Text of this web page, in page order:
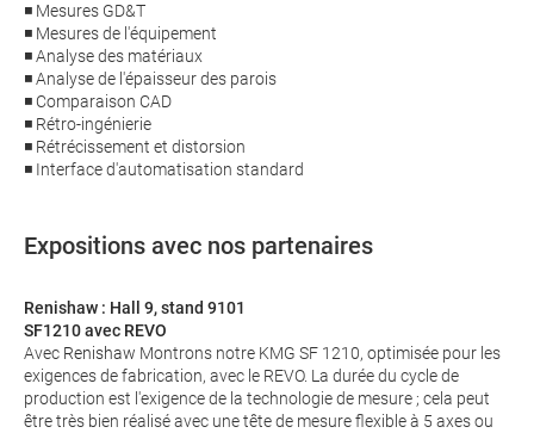
◾ Mesures GD&T
◾ Mesures de l'équipement
◾ Analyse des matériaux
◾ Analyse de l'épaisseur des parois
◾ Comparaison CAD
◾ Rétro-ingénierie
◾ Rétrécissement et distorsion
◾ Interface d'automatisation standard
Expositions avec nos partenaires
Renishaw : Hall 9, stand 9101
SF1210 avec REVO
Avec Renishaw Montrons notre KMG SF 1210, optimisée pour les
exigences de fabrication, avec le REVO. La durée du cycle de
production est l'exigence de la technologie de mesure ; cela peut
être très bien réalisé avec une tête de mesure flexible à 5 axes ou